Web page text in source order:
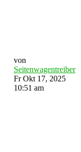
von
Seitenwagentreiber
Fr Okt 17, 2025
10:51 am